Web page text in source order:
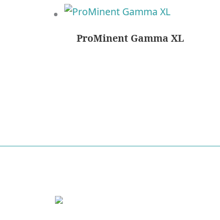
ProMinent Gamma XL